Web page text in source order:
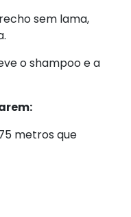
sem lama,
o shampoo e a
metros que